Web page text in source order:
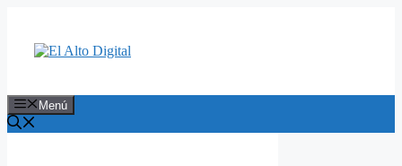
contenido
Menú